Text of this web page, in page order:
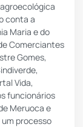
conta a
Maria e do
Comerciantes
Gomes,
Vida,
funcionários
Meruoca e
processo